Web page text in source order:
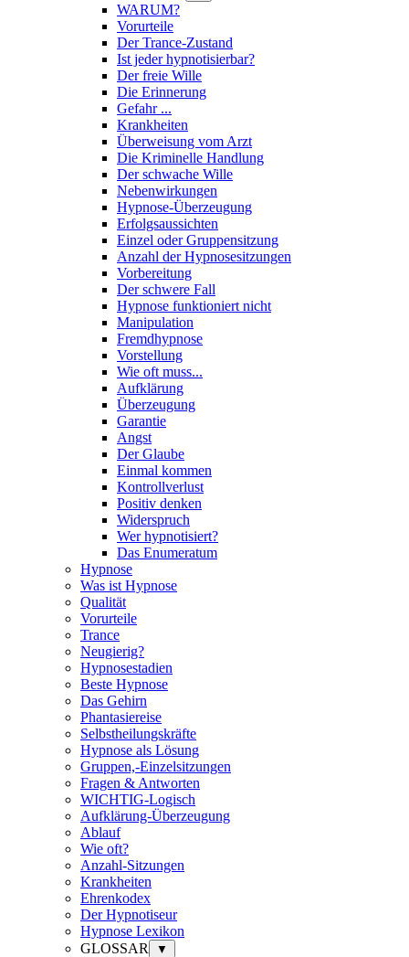
WARUM?
Vorurteile
Der Trance-Zustand
Ist jeder hypnotisierbar?
Der freie Wille
Die Erinnerung
Gefahr ...
Krankheiten
Überweisung vom Arzt
Die Kriminelle Handlung
Der schwache Wille
Nebenwirkungen
Hypnose-Überzeugung
Erfolgsaussichten
Einzel oder Gruppensitzung
Anzahl der Hypnosesitzungen
Vorbereitung
Der schwere Fall
Hypnose funktioniert nicht
Manipulation
Fremdhypnose
Vorstellung
Wie oft muss...
Aufklärung
Überzeugung
Garantie
Angst
Der Glaube
Einmal kommen
Kontrollverlust
Positiv denken
Widerspruch
Wer hypnotisiert?
Das Enumeratum
Hypnose
Was ist Hypnose
Qualität
Vorurteile
Trance
Neugierig?
Hypnosestadien
Beste Hypnose
Das Gehirn
Phantasiereise
Selbstheilungskräfte
Hypnose als Lösung
Gruppen,-Einzelsitzungen
Fragen & Antworten
WICHTIG-Logisch
Aufklärung-Überzeugung
Ablauf
Wie oft?
Anzahl-Sitzungen
Krankheiten
Ehrenkodex
Der Hypnotiseur
Hypnose Lexikon
GLOSSAR
▼